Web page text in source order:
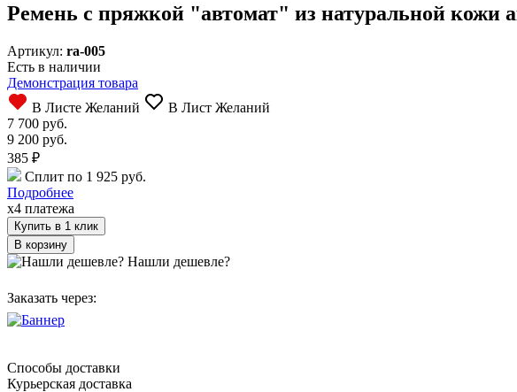
Ремень с пряжкой "автомат" из натуральной кожи
Артикул: ra-005
Есть в наличии
Демонстрация товара
В Листе Желаний
В Лист Желаний
7 700 руб.
9 200 руб.
385 ₽
Сплит по 1 925 руб.
Подробнее
x4 платежа
Купить в 1 клик
Нашли дешевле?
Заказать через:
Способы доставки
Курьерская доставка